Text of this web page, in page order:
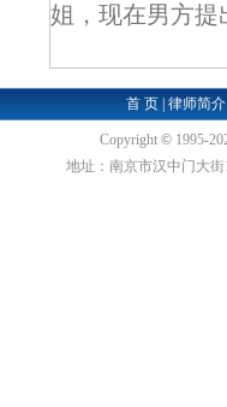
姐，现在男方提
首 页 |律师简介
Copyright © 1995-
地址：南京市汉中门大街